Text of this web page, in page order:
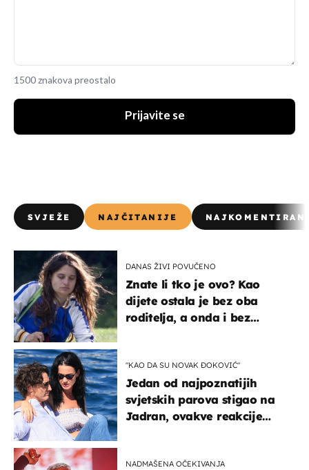
1500 znakova preostalo
Prijavite se
SVJEŽE NAJČITANIJE
DANAS ŽIVI POVUČENO
Znate li tko je ovo? Kao
dijete ostala je bez oba
roditelja, a onda i bez
"KAO DA SU NOVAK ĐOKOVIĆ"
Jedan od najpoznatijih
svjetskih parova stigao na
Jadran, ovakve reakcije
NADMAŠENA OČEKIVANJA